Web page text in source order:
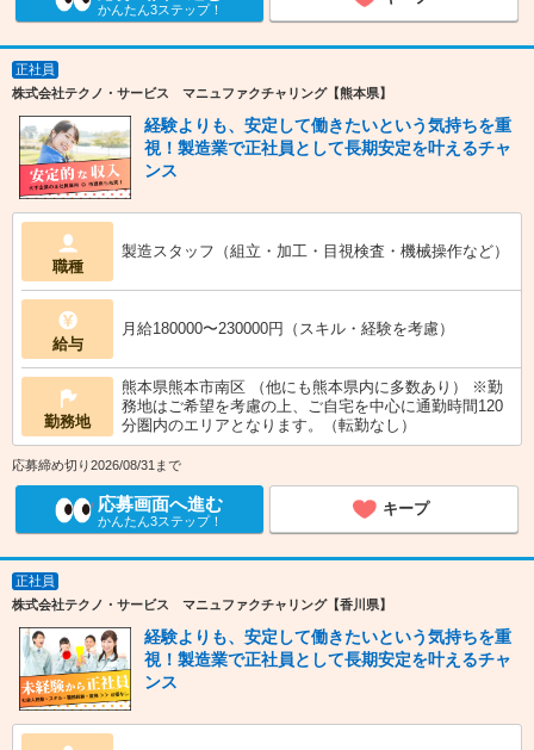
かんたん3ステップ！
正社員
株式会社テクノ・サービス マニュファクチャリング【熊本県】
経験よりも、安定して働きたいという気持ちを重
視！製造業で正社員として長期安定を叶えるチャ
ンス
職種
製造スタッフ（組立・加工・目視検査・機械操作など）
給与
月給180000〜230000円（スキル・経験を考慮）
勤務地
熊本県熊本市南区 （他にも熊本県内に多数あり） ※勤
務地はご希望を考慮の上、ご自宅を中心に通勤時間120
分圏内のエリアとなります。（転勤なし）
応募締め切り2026/08/31まで
応募画面へ進む
かんたん3ステップ！
キープ
正社員
株式会社テクノ・サービス マニュファクチャリング【香川県】
経験よりも、安定して働きたいという気持ちを重
視！製造業で正社員として長期安定を叶えるチャ
ンス